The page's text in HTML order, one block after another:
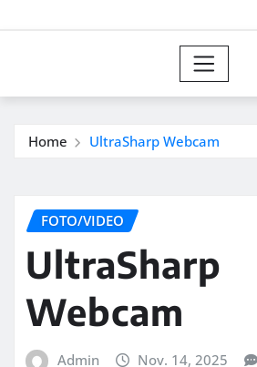
Home UltraSharp Webcam
FOTO/VIDEO
UltraSharp
Webcam
Admin Nov. 14, 2025